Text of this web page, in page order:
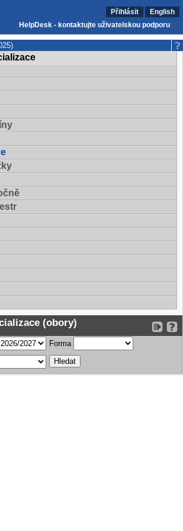
Přihlásit
English
HelpDesk - kontaktujte uživatelskou podporu
(obory)
Forma